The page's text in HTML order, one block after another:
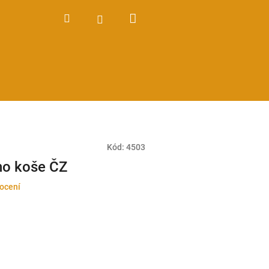
Hledat Přihlášení
Kód: 4503
koše ČZ